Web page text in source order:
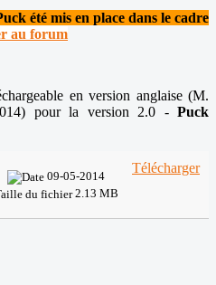
été mis en place dans le cadre
au forum
en version anglaise (M.
pour la version 2.0 - Puck
09-05-2014
2.13 MB
Télécharger